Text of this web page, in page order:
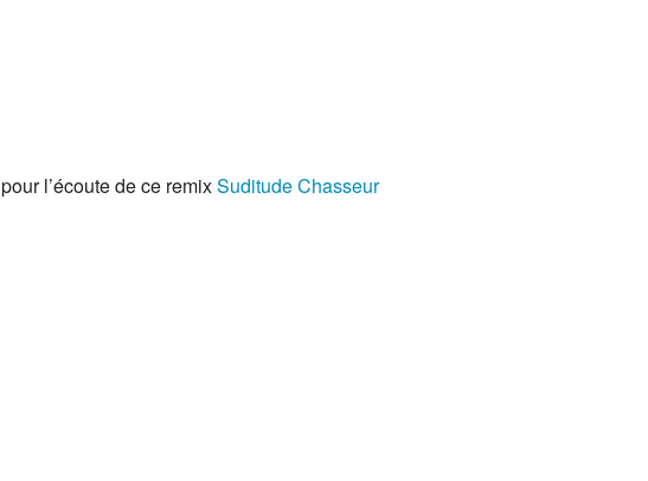
pour l’écoute de ce remixSuditudeChasseur